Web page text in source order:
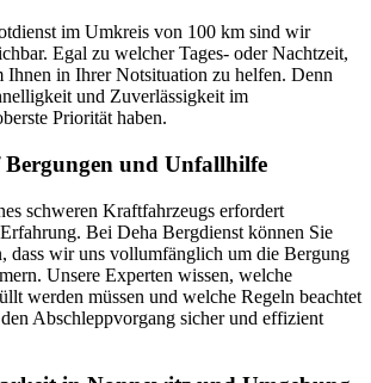
im Umkreis von 100 km sind wir
Egal zu welcher Tages- oder Nachtzeit,
Ihnen in Ihrer Notsituation zu helfen. Denn
und Zuverlässigkeit im
Priorität haben.
Bergungen und Unfallhilfe
schweren Kraftfahrzeugs erfordert
Bei Deha Bergdienst können Sie
dass wir uns vollumfänglich um die Bergung
Unsere Experten wissen, welche
werden müssen und welche Regeln beachtet
Abschleppvorgang sicher und effizient